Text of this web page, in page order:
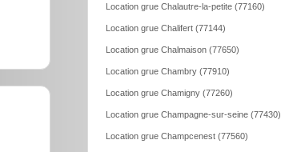
Location grue Chalautre-la-petite (77160)
Location grue Chalifert (77144)
Location grue Chalmaison (77650)
Location grue Chambry (77910)
Location grue Chamigny (77260)
Location grue Champagne-sur-seine (77430)
Location grue Champcenest (77560)